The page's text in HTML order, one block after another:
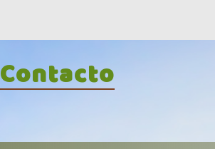
Contacto